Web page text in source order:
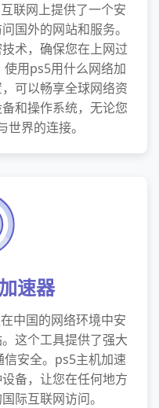
联网上提供了一个安
国外的网站和服务。
术，确保您在上网过
用ps5用什么网络加
可以畅享全球网络资
和操作系统，无论您
界的连接。
速器
中国的网络环境中安
这个工具提供了强大
安全。ps5主机加速
备，让您在任何地方
际互联网访问。